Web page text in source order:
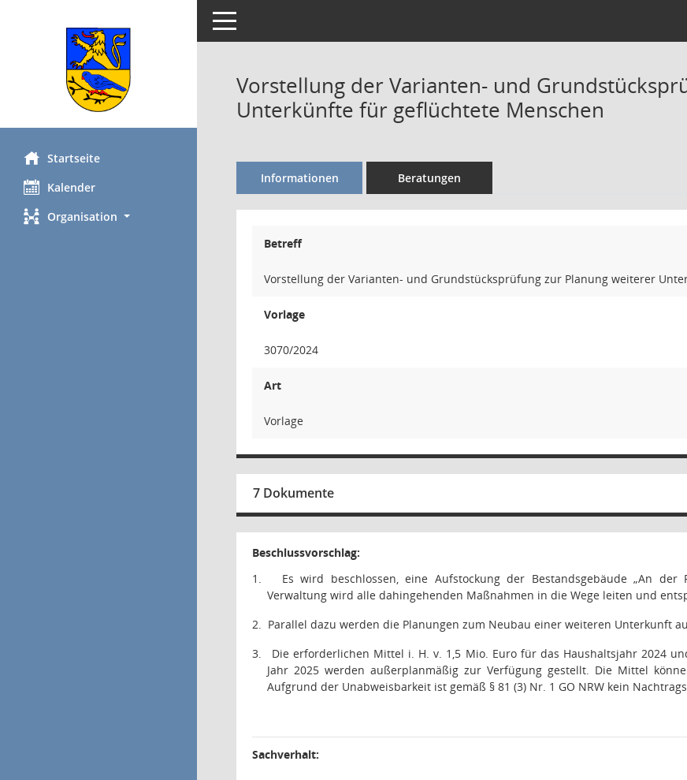
Startseite
Kalender
Organisation
Toggle navigation
Vorstellung der Varianten- und
Unterkünfte für geflüchtete Menschen
Informationen Beratungen
Betreff
Vorstellung der Varianten- und Grundstücksprüfung zur Planung weiterer
Vorlage
3070/2024
Art
Vorlage
7 Dokumente
Beschlussvorschlag:
1.
Es wird beschlossen, eine Aufstockung der Bestandsgebäude „An
Verwaltung wird alle dahingehenden Maßnahmen in die Wege leiten und
2. Parallel dazu werden die Planungen zum Neubau einer weiteren Unterkunft
3.
Die erforderlichen Mittel i. H. v. 1,5 Mio. Euro für das Haushaltsjahr 2024
Jahr 2025 werden außerplanmäßig zur Verfügung gestellt. Die Mittel
Aufgrund der Unabweisbarkeit ist gemäß § 81 (3) Nr. 1 GO NRW kein
Sachverhalt: